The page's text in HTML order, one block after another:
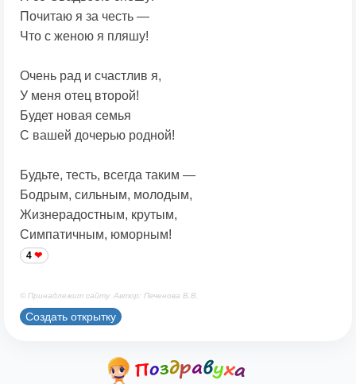
Почитаю я за честь —
Что с женою я пляшу!
Очень рад и счастлив я,
У меня отец второй!
Будет новая семья
С вашей дочерью родной!
Будьте, тесть, всегда таким —
Бодрым, сильным, молодым,
Жизнерадостным, крутым,
Симпатичным, юморным!
4
© Принадлежит сайту. Автор: Печенова В.В.
Создать открытку